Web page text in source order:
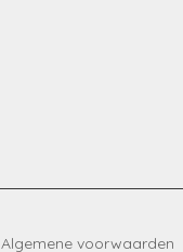
Algemene voorwaarden